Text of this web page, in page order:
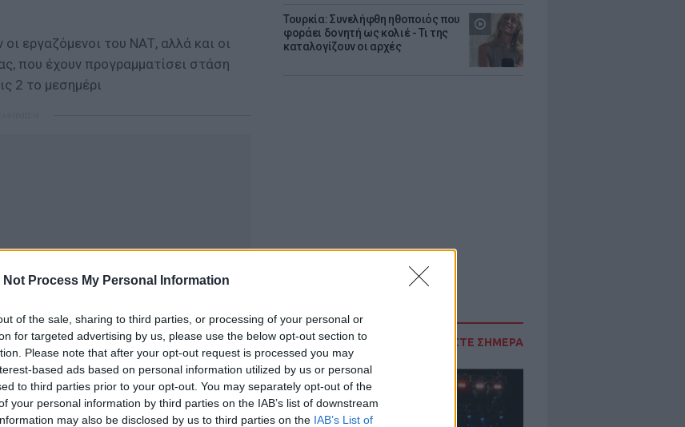
Not Process My Personal Information
of the sale, sharing to third parties, or processing of your personal or
for targeted advertising by us, please use the below opt-out section to
Please note that after your opt-out request is processed you may
based ads based on personal information utilized by us or personal
to third parties prior to your opt-out. You may separately opt-out of the
your personal information by third parties on the IAB’s list of downstream
may also be disclosed by us to third parties on the IAB’s List of
Τουρκία: Συνελήφθη ηθοποιός που
φοράει δoνητή ως κολιέ - Τι της
καταλογίζουν οι αρχές
ΔΙΑΒΑΣΤΕ ΣΗΜΕΡΑ
εργαζόμενοι του ΝΑΤ, αλλά και οι
που έχουν προγραμματίσει στάση
2 το μεσημέρι
Google Newsκαι μάθετε πρώτοιτα
στηνροή ειδήσεωντου E-Daily.gr
Instagram